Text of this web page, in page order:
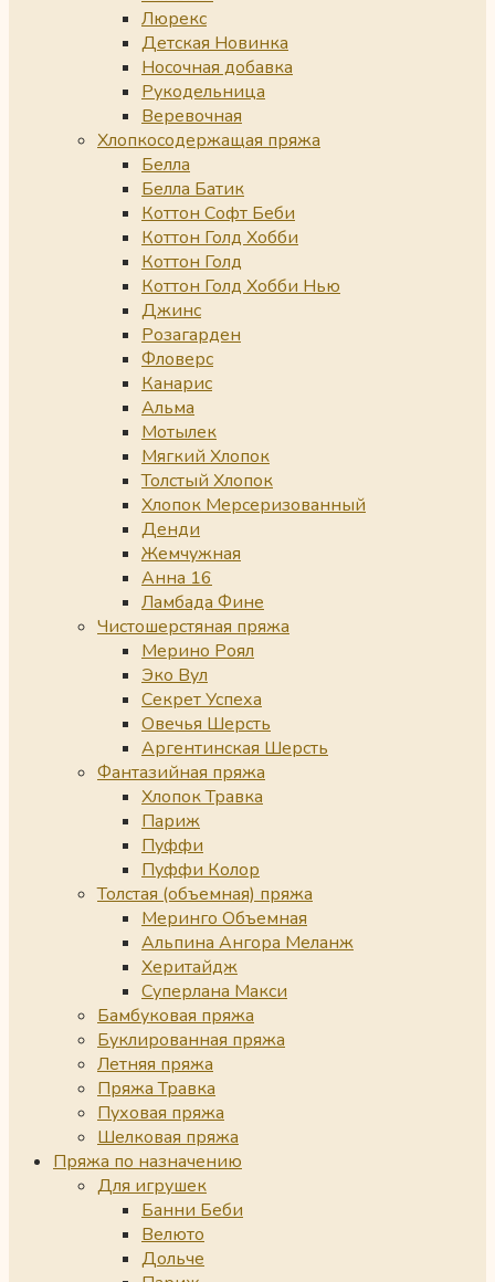
Люрекс
Детская Новинка
Носочная добавка
Рукодельница
Веревочная
Хлопкосодержащая пряжа
Белла
Белла Батик
Коттон Софт Беби
Коттон Голд Хобби
Коттон Голд
Коттон Голд Хобби Нью
Джинс
Розагарден
Фловерс
Канарис
Альма
Мотылек
Мягкий Хлопок
Толстый Хлопок
Хлопок Мерсеризованный
Денди
Жемчужная
Анна 16
Ламбада Фине
Чистошерстяная пряжа
Мерино Роял
Эко Вул
Секрет Успеха
Овечья Шерсть
Аргентинская Шерсть
Фантазийная пряжа
Хлопок Травка
Париж
Пуффи
Пуффи Колор
Толстая (объемная) пряжа
Меринго Объемная
Альпина Ангора Меланж
Херитайдж
Суперлана Макси
Бамбуковая пряжа
Буклированная пряжа
Летняя пряжа
Пряжа Травка
Пуховая пряжа
Шелковая пряжа
Пряжа по назначению
Для игрушек
Банни Беби
Велюто
Дольче